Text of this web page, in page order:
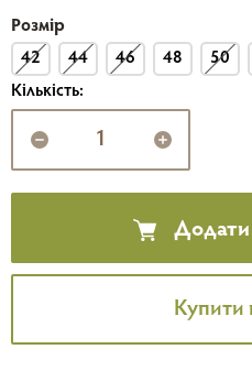
Розмір
42
44 46 48 50
Кількість:
Купити